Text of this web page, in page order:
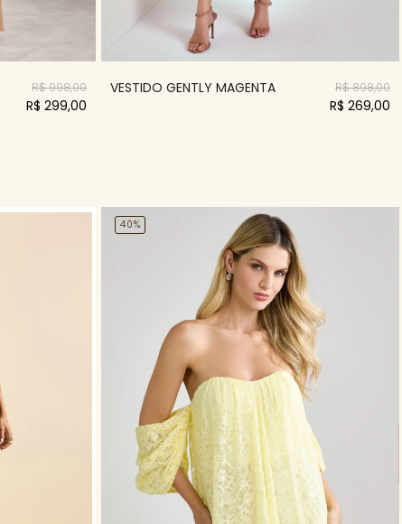
R$ 998,00
R$ 299,00
VESTIDO GENTLY MAGENTA R$ 898,00
R$ 269,00
40%